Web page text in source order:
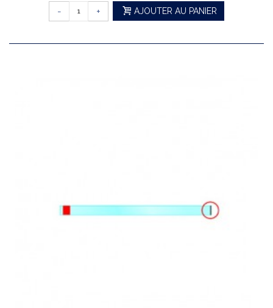
- + AJOUTER AU PANIER